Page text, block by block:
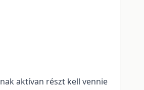
aktívan részt kell vennie